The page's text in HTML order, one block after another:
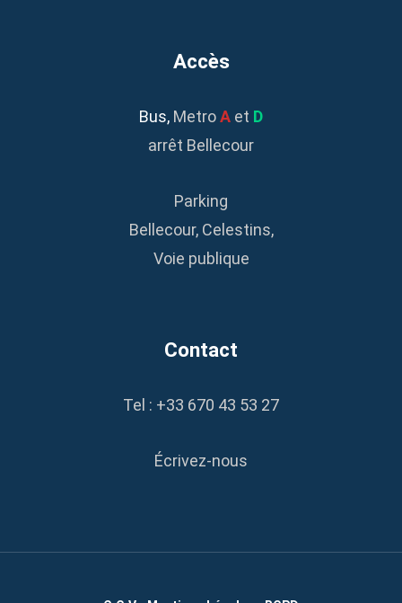
Accès
Bus, MetroA et D
arrêt Bellecour
Parking
Bellecour, Celestins,
Voie publique
Contact
Tel : +33 670 43 53 27
Écrivez-nous